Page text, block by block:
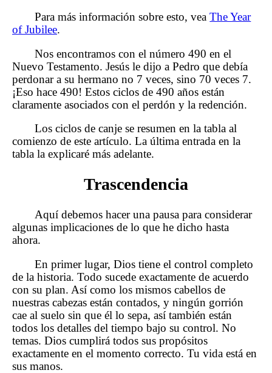
Para más información sobre esto, veaThe Year
of Jubilee.
Nos encontramos con el número 490 en el
Nuevo Testamento. Jesús le dijo a Pedro que debía
perdonar a su hermano no 7 veces, sino 70 veces 7.
¡Eso hace 490! Estos ciclos de 490 años están
claramente asociados con el perdón y la redención.
Los ciclos de canje se resumen en la tabla al
comienzo de este artículo. La última entrada en la
tabla la explicaré más adelante.
Trascendencia
Aquí debemos hacer una pausa para considerar
algunas implicaciones de lo que he dicho hasta
ahora.
En primer lugar, Dios tiene el control completo
de la historia. Todo sucede exactamente de acuerdo
con su plan. Así como los mismos cabellos de
nuestras cabezas están contados, y ningún gorrión
cae al suelo sin que él lo sepa, así también están
todos los detalles del tiempo bajo su control. No
temas. Dios cumplirá todos sus propósitos
exactamente en el momento correcto. Tu vida está en
sus manos.